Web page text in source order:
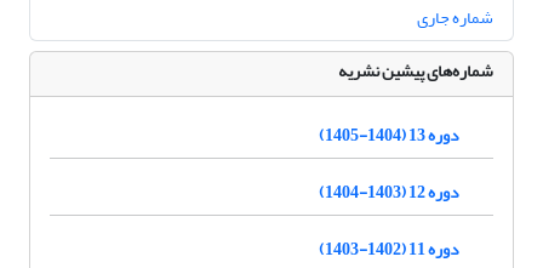
شماره جاری
شماره‌های پیشین نشریه
دوره 13 (1404-1405)
دوره 12 (1403-1404)
دوره 11 (1402-1403)